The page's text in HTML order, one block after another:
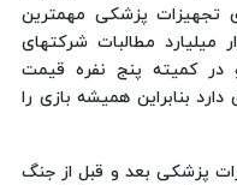
تجهیزات پزشکی مهمترین
حوزه است، دولت ۳۵ هزار میلیارد مطالبات شرکتهای
در کمیته پنج نفره قیمت
بنابراین همیشه بازی را
پزشکی بعد و قبل از جنگ